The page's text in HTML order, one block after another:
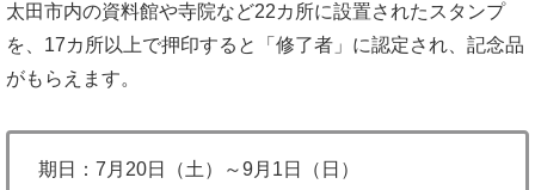
太田市内の資料館や寺院など22カ所に設置されたスタンプ
を、17カ所以上で押印すると「修了者」に認定され、記念品
がもらえます。
期日：7月20日（土）～9月1日（日）